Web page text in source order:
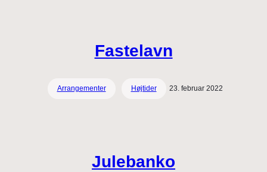
Fastelavn
Arrangementer Højtider 23. februar 2022
Julebanko